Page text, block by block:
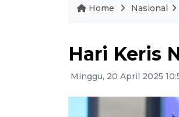
Home Nasional
Hari Keris
Minggu, 20 April 2025